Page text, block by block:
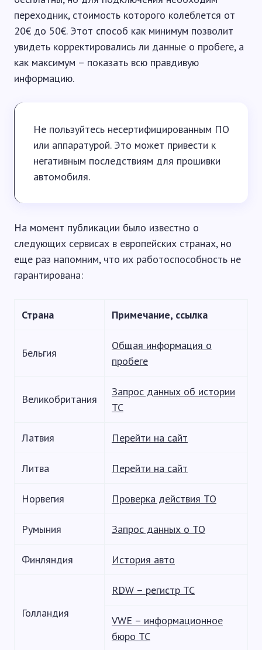
переходник, стоимость которого колеблется от
20€ до 50€. Этот способ как минимум позволит
увидеть корректировались ли данные о пробеге, а
как максимум – показать всю правдивую
информацию.
Не пользуйтесь несертифицированным ПО
или аппаратурой. Это может привести к
негативным последствиям для прошивки
автомобиля.
На момент публикации было известно о
следующих сервисах в европейских странах, но
еще раз напомним, что их работоспособность не
гарантирована:
Страна Примечание, ссылка
Бельгия
Общая информация о
пробеге
Великобритания
Запрос данных об истории
ТС
Латвия Перейти на сайт
Литва Перейти на сайт
Норвегия Проверка действия ТО
Румыния Запрос данных о ТО
Финляндия История авто
Голландия
RDW – регистр ТС
VWE – информационное
бюро ТС